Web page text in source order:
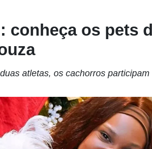
conheça os pets
atletas, os cachorros